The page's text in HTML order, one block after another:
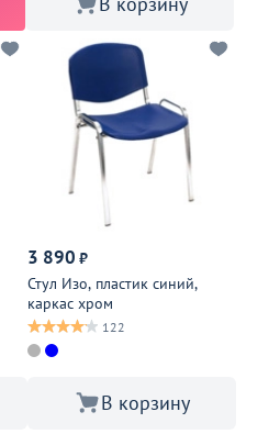
3 890 ₽
Стул Изо, пластик синий,
каркас хром
122
В корзину